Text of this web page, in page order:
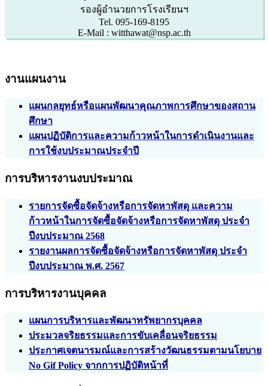
รองผู้อำนวยการโรงเรียนฯ
Tel. 095-169-8195
E-Mail : witthawat@nsp.ac.th
งานแผนงาน
แผนกลยุทธ์หรือแผนพัฒนาคุณภาพการศึกษาของสถาน
ศึกษา
แผนปฏิบัติการและความก้าวหน้าในการดำเนินงานและ
การใช้งบประมาณประจำปี
การบริหารงานงบประมาณ
รายการจัดซื้อจัดจ้างหรือการจัดหาพัสดุ และความ
ก้าวหน้าในการจัดซื้อจัดจ้างหรือการจัดหาพัสดุ ประจำ
ปีงบประมาณ 2568
รายงานผลการจัดซื้อจัดจ้างหรือการจัดหาพัสดุ ประจำ
ปีงบประมาณ พ.ศ. 2567
การบริหารงานบุคคล
แผนการบริหารและพัฒนาทรัพยากรบุคคล
ประมวลจริยธรรมและการขับเคลื่อนจริยธรรม
ประกาศเจตนารมณ์และการสร้างวัฒนธรรมตามนโยบาย
No Gif Policy จากการปฏิบัติหน้าที่